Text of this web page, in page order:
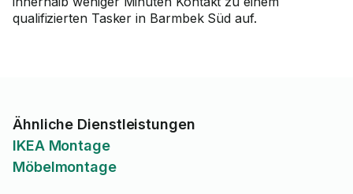
qualifizierten Tasker in Barmbek Süd auf.
Ähnliche Dienstleistungen
IKEA Montage
Möbelmontage